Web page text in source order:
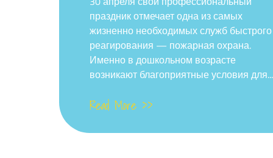
праздник отмечает одна из самых
жизненно необходимых служб быстрого
реагирования — пожарная охрана.
Именно в дошкольном возрасте
возникают благоприятные условия для...
Read More >>